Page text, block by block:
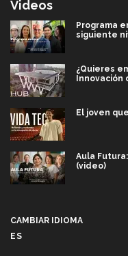
Videos
Programa
siguiente
¿Quieres
Innovación
El joven
Aula
(video)
CAMBIAR IDIOMA
ES